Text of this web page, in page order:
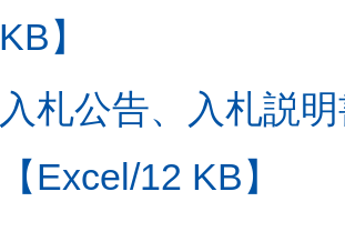
KB】
入札公告、入札説
【Excel/12 KB】